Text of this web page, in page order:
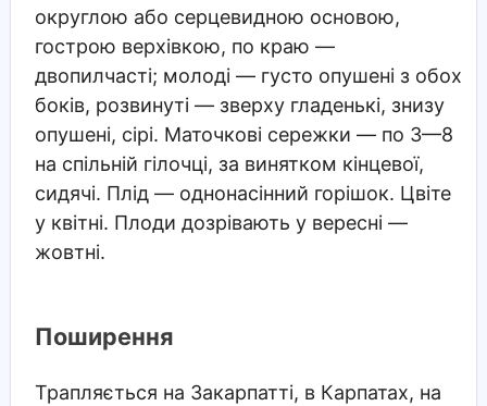
округлою або серцевидною основою,
гострою верхівкою, по краю —
двопилчасті; молоді — густо опушені з обох
боків, розвинуті — зверху гладенькі, знизу
опушені, сірі. Маточкові сережки — по 3—8
на спільній гілочці, за винятком кінцевої,
сидячі. Плід — однонасінний горішок. Цвіте
у квітні. Плоди дозрівають у вересні —
жовтні.
Поширення
Трапляється на Закарпатті, в Карпатах, на